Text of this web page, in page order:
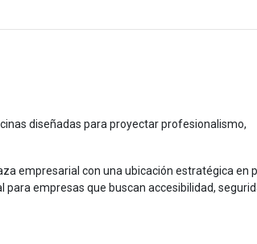
diseñadas para proyectar profesionalismo,
empresarial con una ubicación estratégica en
para empresas que buscan accesibilidad,